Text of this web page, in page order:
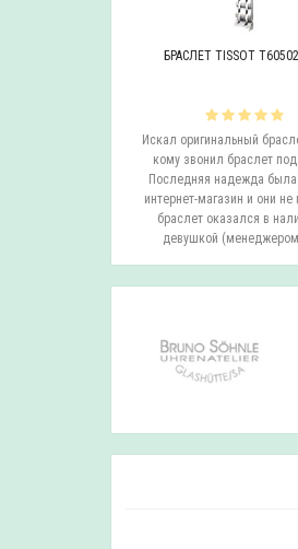
БРАСЛЕТ TISSOT
Искал оригинальный
кому звонил браслет
Последняя надежда была
интернет-магазин и они не
браслет оказался в
девушкой